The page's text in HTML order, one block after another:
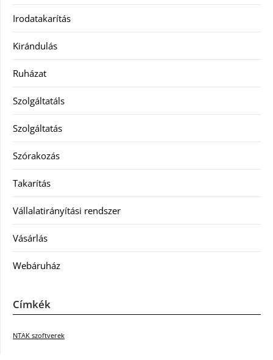
Irodatakarítás
Kirándulás
Ruházat
Szolgáltatáls
Szolgáltatás
Szórakozás
Takarítás
Vállalatirányítási rendszer
Vásárlás
Webáruház
Címkék
NTAK szoftverek